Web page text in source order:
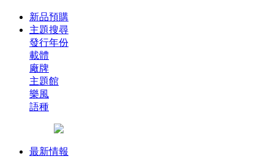
新品預購
主題搜尋
發行年份
載體
廠牌
主題館
樂風
語種
最新情報